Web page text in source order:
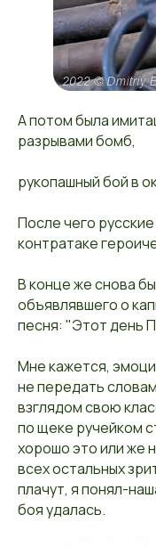
А потом была
разрывами бомб,
рукопашный бой в
После чего
контратаке
В конце же снова
объявлявшего о
песня: "Этот день
Мне кажется,
не передать
взглядом свою
по щеке ручейком
хорошо это или же
всех остальных
плачут, я понял-
боя удалась.